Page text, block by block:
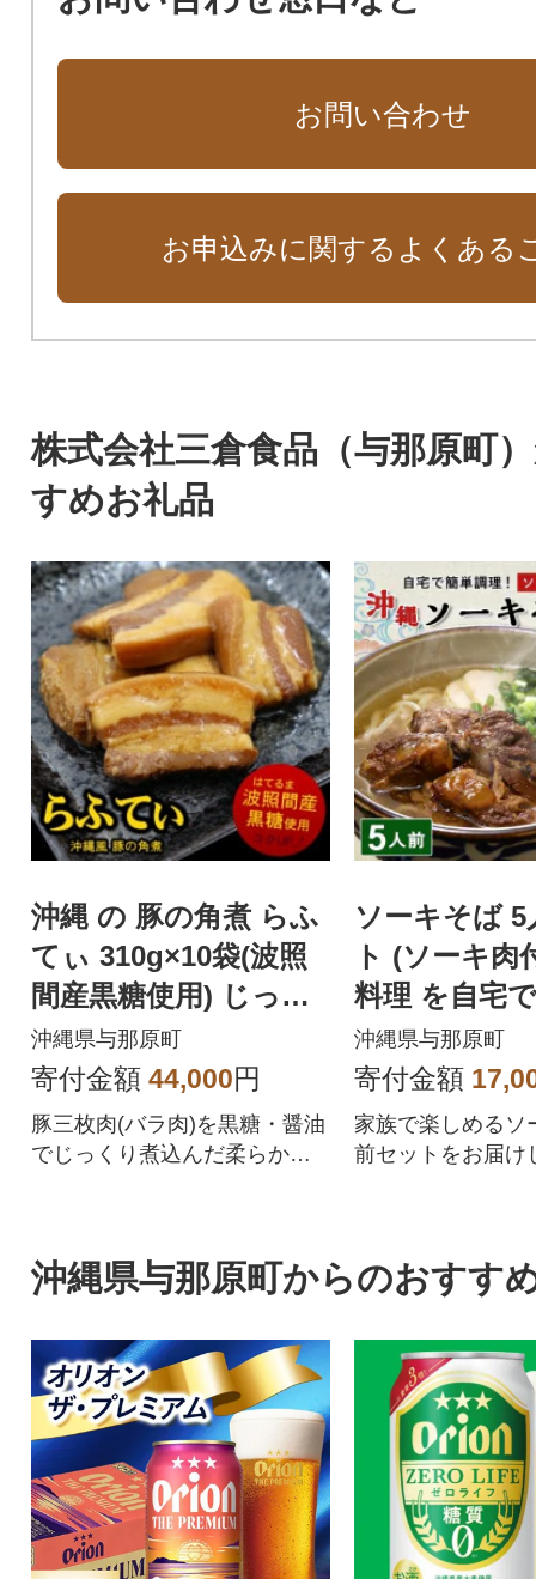
お問い合わせ
お申込みに関するよくある
株式会社三倉食品（与那原町
すめお礼品
沖縄 の 豚の角煮 らふ
てぃ 310g×10袋(波照
間産黒糖使用) じっく
り煮込んだ柔らか ラ
フテー
沖縄県与那原町
寄付金額 44,000円
豚三枚肉(バラ肉)を黒糖・醤油
でじっくり煮込んだ柔らかな
ソーキそば 5
ト (ソーキ肉付
料理 を自宅
理! 沖縄そば
沖縄県与那原町
寄付金額
家族で楽しめるソ
前セットをお届け
沖縄県与那原町からのおすす